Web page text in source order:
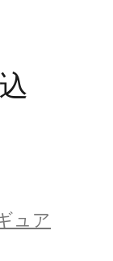
ュア